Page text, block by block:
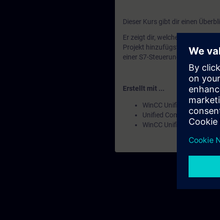
Dieser Kurs gibt dir einen
Er zeigt dir, welche
Projekt hinzufügst, welche
einer S7-Steuerung aufbauen
Erstellt mit ...
WinCC Unified
Unified Comfort Panels
WinCC Unified PC